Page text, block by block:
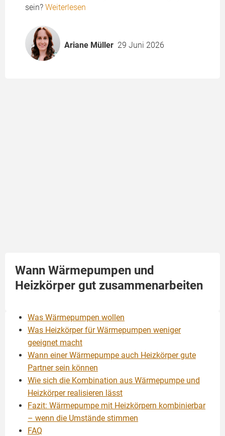
sein? Weiterlesen
Ariane Müller 29 Juni 2026
Wann Wärmepumpen und
Heizkörper gut zusammenarbeiten
Was Wärmepumpen wollen
Was Heizkörper für Wärmepumpen weniger
geeignet macht
Wann einer Wärmepumpe auch Heizkörper gute
Partner sein können
Wie sich die Kombination aus Wärmepumpe und
Heizkörper realisieren lässt
Fazit: Wärmepumpe mit Heizkörpern kombinierbar
– wenn die Umstände stimmen
FAQ